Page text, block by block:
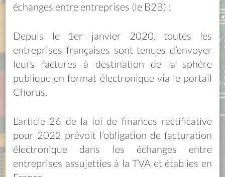
échanges entre entreprises (le B2B) !
Depuis le 1er janvier 2020, toutes les
entreprises françaises sont tenues d’envoyer
leurs factures à destination de la sphère
publique en format électronique via le portail
Chorus.
L’article 26 de la loi de finances rectificative
pour 2022 prévoit l’obligation de facturation
électronique dans les échanges entre
entreprises assujetties à la TVA et établies en